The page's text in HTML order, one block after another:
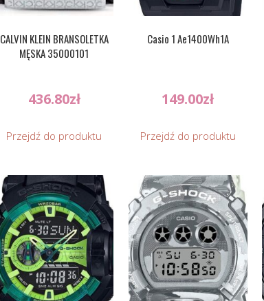
CALVIN KLEIN BRANSOLETKA
MĘSKA 35000101
436.80zł
Przejdź do produktu
Casio 1 Ae1400Wh1A
149.00zł
Przejdź do produktu